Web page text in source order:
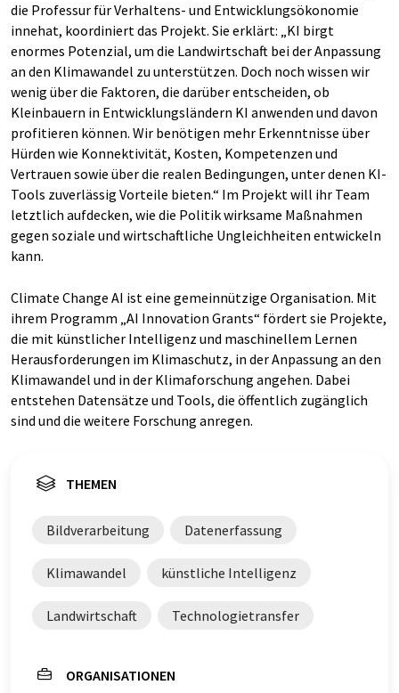
die Professur für Verhaltens- und Entwicklungsökonomie
innehat, koordiniert das Projekt. Sie erklärt: „KI birgt
enormes Potenzial, um die Landwirtschaft bei der Anpassung
an den Klimawandel zu unterstützen. Doch noch wissen wir
wenig über die Faktoren, die darüber entscheiden, ob
Kleinbauern in Entwicklungsländern KI anwenden und davon
profitieren können. Wir benötigen mehr Erkenntnisse über
Hürden wie Konnektivität, Kosten, Kompetenzen und
Vertrauen sowie über die realen Bedingungen, unter denen KI-
Tools zuverlässig Vorteile bieten.“ Im Projekt will ihr Team
letztlich aufdecken, wie die Politik wirksame Maßnahmen
gegen soziale und wirtschaftliche Ungleichheiten entwickeln
kann.
Climate Change AI ist eine gemeinnützige Organisation. Mit
ihrem Programm „AI Innovation Grants“ fördert sie Projekte,
die mit künstlicher Intelligenz und maschinellem Lernen
Herausforderungen im Klimaschutz, in der Anpassung an den
Klimawandel und in der Klimaforschung angehen. Dabei
entstehen Datensätze und Tools, die öffentlich zugänglich
sind und die weitere Forschung anregen.
THEMEN
Bildverarbeitung Datenerfassung
Klimawandel künstliche Intelligenz
Landwirtschaft Technologietransfer
ORGANISATIONEN